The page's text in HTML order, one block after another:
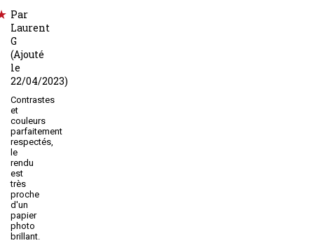
Par
Laurent
G
(Ajouté
le
22/04/2023)
Contrastes
et
couleurs
parfaitement
respectés,
le
rendu
est
très
proche
d'un
papier
photo
brillant.